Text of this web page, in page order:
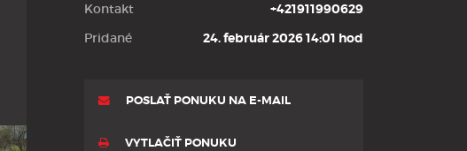
Kontakt
+421911990629
Pridané
24. február 2026 14:01 hod
POSLAŤ PONUKU NA E-MAIL
VYTLAČIŤ PONUKU